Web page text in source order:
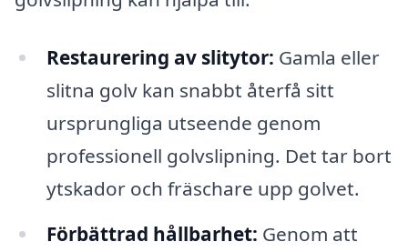
Restaurering av slitytor: Gamla eller
slitna golv kan snabbt återfå sitt
ursprungliga utseende genom
professionell golvslipning. Det tar bort
ytskador och fräschare upp golvet.
Förbättrad hållbarhet: Genom att